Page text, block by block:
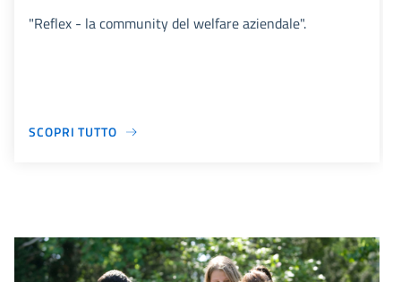
"Reflex - la community del welfare aziendale".
SCOPRI TUTTO